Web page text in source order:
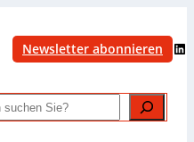
Newsletter abonnieren LinkedIn